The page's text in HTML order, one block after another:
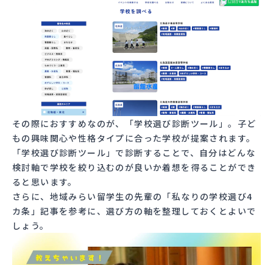
その際におすすめなのが、「学校選び診断ツール」。子ど
もの興味関心や性格タイプに合った学校が提案されます。
「学校選び診断ツール」で診断することで、自分はどんな
検討軸で学校を絞り込むのが良いか着想を得ることができ
ると思います。
さらに、地域みらい留学生の先輩の 「私なりの学校選び4
カ条」記事を参考に、選び方の軸を整理しておくとよいで
しょう。